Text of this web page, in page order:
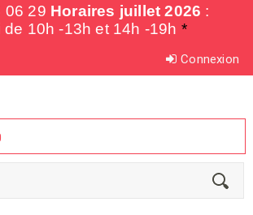
29 Horaires juillet 2026 :
de 10h -13h et 14h -19h *
Connexion